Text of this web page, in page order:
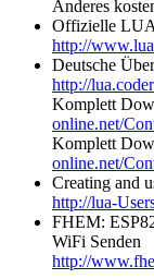
Anderes
Offizielle
http://
Deutsche
http://
Komplett
online.net/
Komplett
online.net/
Creating and
http://lua-
FHEM:
WiFi Senden
http://